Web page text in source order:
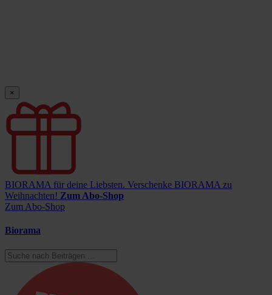
×
BIORAMA für deine Liebsten. Verschenke BIORAMA zu
Weihnachten! Zum Abo-Shop
Zum Abo-Shop
Biorama